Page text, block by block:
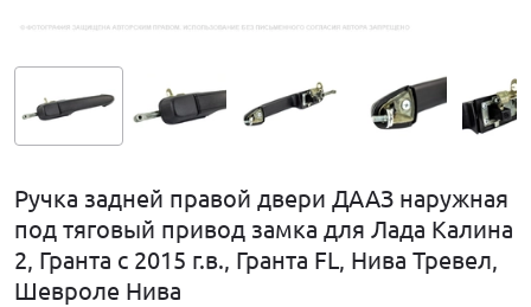
Ручка задней правой двери ДААЗ наружная
под тяговый привод замка для Лада Калина
2, Гранта с 2015 г.в., Гранта FL, Нива Тревел,
Шевроле Нива